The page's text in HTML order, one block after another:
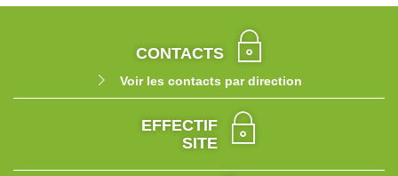
CONTACTS
Voir les contacts par direction
EFFECTIF
SITE